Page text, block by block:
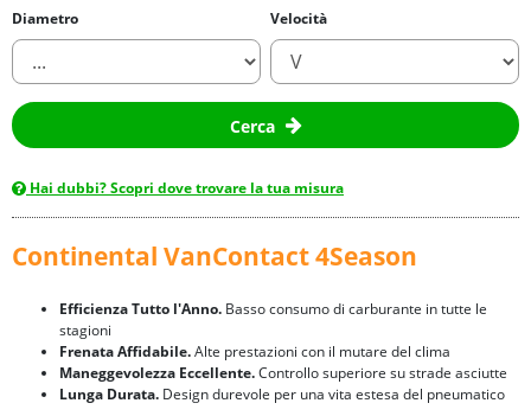
Diametro Velocità
Cerca
Hai dubbi? Scopri dove trovare la tua misura
Continental VanContact 4Season
Efficienza Tutto l'Anno. Basso consumo di carburante in tutte le
stagioni
Frenata Affidabile.Alte prestazioni con il mutare del clima
Maneggevolezza Eccellente.Controllo superiore su strade asciutte
Lunga Durata. Design durevole per una vita estesa del pneumatico